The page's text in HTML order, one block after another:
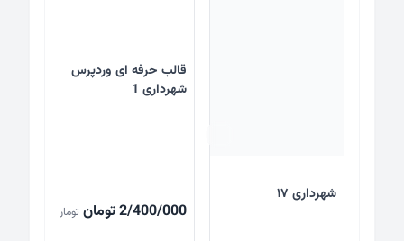
شهرداری ۱۷
قالب حرفه ای وردپرس
شهرداری 1
2/400/000تومان تومان